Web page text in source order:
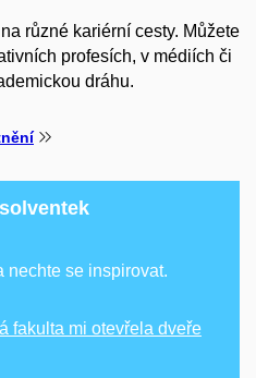
různé kariérní cesty. Můžete
profesích, v médiích či
dráhu.
nechte se inspirovat.
fakulta mi otevřela dveře